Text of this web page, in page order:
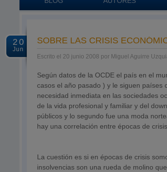
20
Jun
SOBRE LAS CRISIS
Escrito el 20 junio 2008 por Miguel Aguirre
Según datos de la OCDE el país en el
casos el año pasado ) y le siguen países
necesidad inmediata en las sociedades
de la vida profesional y familiar y del
públicos y lo segundo fue una moda
hay una correlación entre épocas de
La cuestión es si en épocas de crisis
insolvencias son una rueda de molino